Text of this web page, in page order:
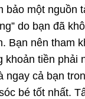
một nguồn
do bạn đã
Bạn nên tham
tiền
cả bạn
bé tốt nhất.